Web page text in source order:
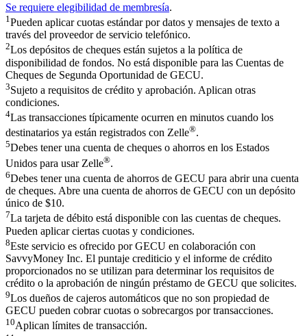
Se requiere elegibilidad de membresía.
1 Pueden aplicar cuotas estándar por datos y mensajes de texto a
través del proveedor de servicio telefónico.
2Los depósitos de cheques están sujetos a la política de
disponibilidad de fondos. No está disponible para las Cuentas de
Cheques de Segunda Oportunidad de GECU.
3Sujeto a requisitos de crédito y aprobación. Aplican otras
condiciones.
4Las transacciones típicamente ocurren en minutos cuando los
destinatarios ya están registrados con Zelle®.
5Debes tener una cuenta de cheques o ahorros en los Estados
Unidos para usar Zelle®.
6Debes tener una cuenta de ahorros de GECU para abrir una cuenta
de cheques. Abre una cuenta de ahorros de GECU con un depósito
único de $10.
7La tarjeta de débito está disponible con las cuentas de cheques.
Pueden aplicar ciertas cuotas y condiciones.
8Este servicio es ofrecido por GECU en colaboración con
SavvyMoney Inc. El puntaje crediticio y el informe de crédito
proporcionados no se utilizan para determinar los requisitos de
crédito o la aprobación de ningún préstamo de GECU que solicites.
9Los dueños de cajeros automáticos que no son propiedad de
GECU pueden cobrar cuotas o sobrecargos por transacciones.
10Aplican límites de transacción.